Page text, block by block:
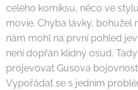
celého komiksu, něco ve
movie. Chyba lávky, bohužel
nám mohl na první pohled
není dopřán klidný osud.
projevovat Gusova
Vypořádat se s jedním